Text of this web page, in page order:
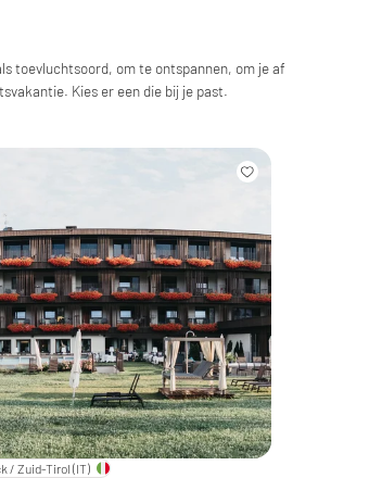
toevluchtsoord, om te ontspannen, om je af
Kies er een die bij je past.
/ Zuid-Tirol (IT)